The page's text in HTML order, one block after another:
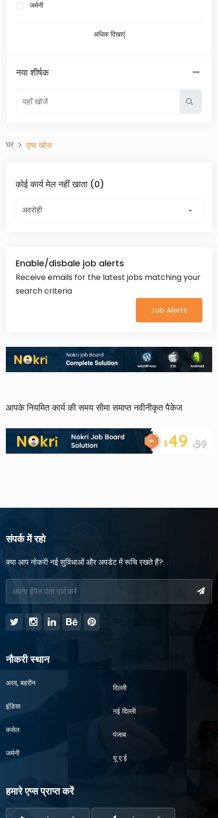
जर्मनी
अधिक दिखाएं
नया शीर्षक
घर पृष्ठ खोज
कोई कार्य मेल नहीं खाता (0)
अवरोही
Enable/disbale job alerts
Receive emails for the latest jobs matching your
search criteria
Job Alerts
आपके नियमित कार्य की समय सीमा समाप्त नवीनीकृत पैकेज
संपर्क में रहो
क्या आप नोकरी नई सुविधाओं और अपडेट में रूचि रखते हैं?
नौकरी स्थान
अरद, बहरीन
इंडिया
कसेल
जर्मनी
दिल्ली
नई दिल्ली
पंजाब
यू ए ई
हमारे एप्स प्राप्त करें